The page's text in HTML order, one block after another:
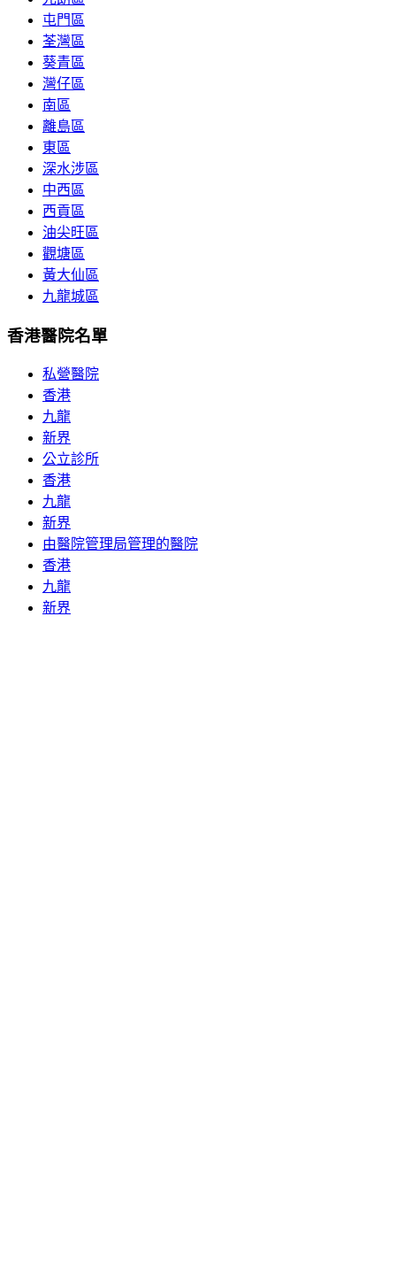
屯門區
荃灣區
葵青區
灣仔區
南區
離島區
東區
深水涉區
中西區
西貢區
油尖旺區
觀塘區
黃大仙區
九龍城區
香港醫院名單
私營醫院
香港
九龍
新界
公立診所
香港
九龍
新界
由醫院管理局管理的醫院
香港
九龍
新界